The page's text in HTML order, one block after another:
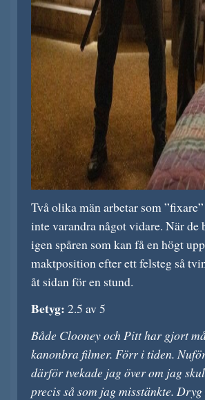
Två olika män arbetar som
inte varandra något vidare. När
igen spåren som kan få en högt
maktposition efter ett felsteg så
åt sidan för en stund.
Betyg: 2.5 av 5
Både Clooney och Pitt har gjort
kanonbra filmer. Förr i tiden.
därför tvekade jag över om jag
precis så som jag misstänkte.